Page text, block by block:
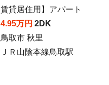
賃貸居住用】アパート
4.95万円 2DK
鳥取市 秋里
ＪＲ山陰本線鳥取駅